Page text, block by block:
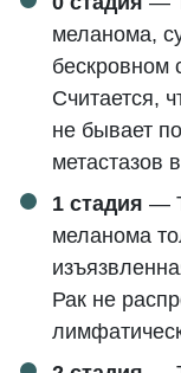
меланома,
бескровном
Считается,
не бывает
метастазов
1 стадия —
меланома
Рак не